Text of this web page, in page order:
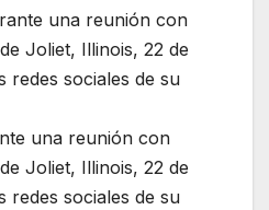
una reunión con
Joliet, Illinois, 22 de
redes sociales de su